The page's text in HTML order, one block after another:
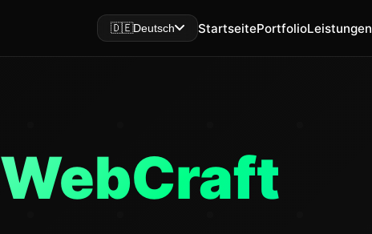
🇩🇪Deutsch StartseitePortfolioLeistungen
WebCraft